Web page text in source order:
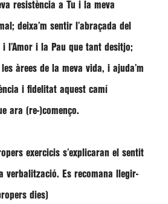
resistència a Tu i la meva
deixa’m sentir l’abraçada del
i l’Amor i la Pau que tant desitjo;
àrees de la meva vida, i ajuda’m
i fidelitat aquest camí
ara (re-)començo.
exercicis s’explicaran el sentit
verbalització. Es recomana llegir-
dies)